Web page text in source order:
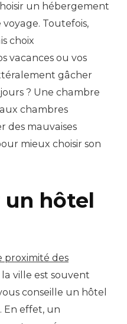
un hébergement
Toutefois,
choix
vacances ou vos
gâcher
? Une chambre
chambres
des mauvaises
mieux choisir son
un hôtel
proximité des
ville est souvent
conseille un hôtel
En effet, un